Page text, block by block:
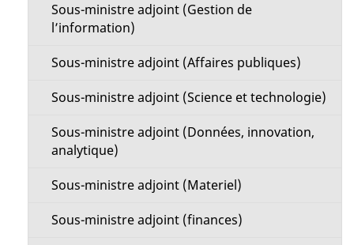
Sous-ministre adjoint (Gestion de
l’information)
Sous-ministre adjoint (Affaires publiques)
Sous-ministre adjoint (Science et technologie)
Sous-ministre adjoint (Données, innovation,
analytique)
Sous-ministre adjoint (Materiel)
Sous-ministre adjoint (finances)